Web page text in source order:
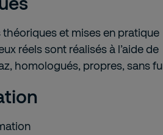
et mises en pratique
réels sont réalisés à l’aide de
homologués, propres, sans